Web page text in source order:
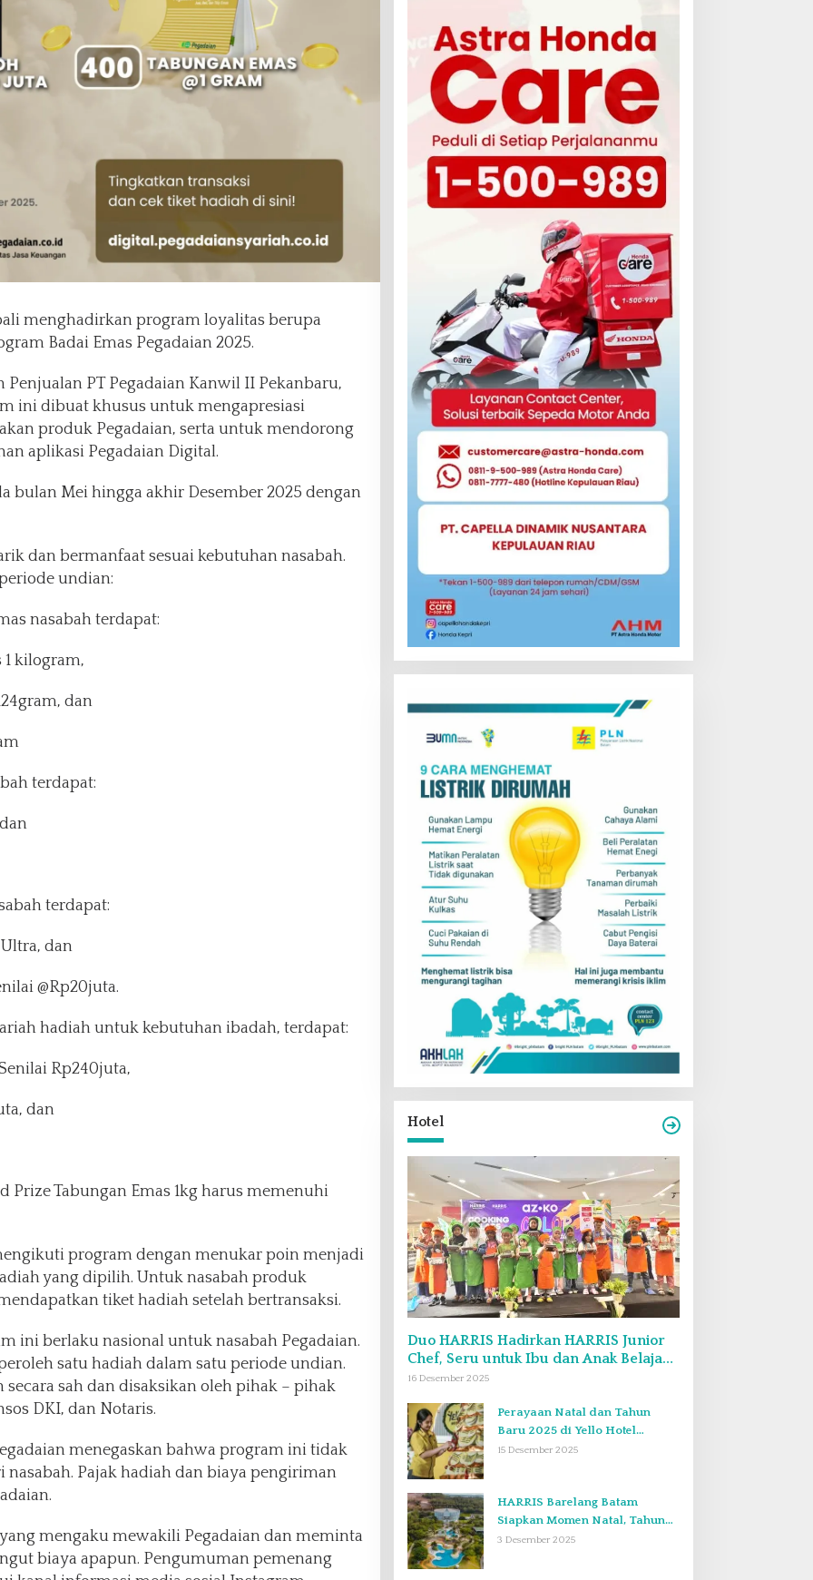
menghadirkan program loyalitas berupa
Badai Emas Pegadaian 2025.
Penjualan PT Pegadaian Kanwil II Pekanbaru,
ini dibuat khusus untuk mengapresiasi
produk Pegadaian, serta untuk mendorong
aplikasi Pegadaian Digital.
bulan Mei hingga akhir Desember 2025 dengan
dan bermanfaat sesuai kebutuhan nasabah.
undian:
nasabah terdapat:
1 kilogram,
dan
terdapat:
terdapat:
dan
@Rp20juta.
hadiah untuk kebutuhan ibadah, terdapat:
Rp240juta,
dan
Tabungan Emas 1kg harus memenuhi
program dengan menukar poin menjadi
yang dipilih. Untuk nasabah produk
tiket hadiah setelah bertransaksi.
ini berlaku nasional untuk nasabah Pegadaian.
satu hadiah dalam satu periode undian.
sah dan disaksikan oleh pihak – pihak
DKI, dan Notaris.
menegaskan bahwa program ini tidak
Pajak hadiah dan biaya pengiriman
mengaku mewakili Pegadaian dan meminta
biaya apapun. Pengumuman pemenang
Hotel
Duo HARRIS Hadirkan HARRIS Junior
Chef, Seru untuk Ibu dan Anak Belajar
Bikin Bekal Bento & Kimbab
16 Desember 2025
Perayaan Natal dan Tahun
Baru 2025 di Yello Hotel
Harbour Bay Batam
15 Desember 2025
HARRIS Barelang Batam
Siapkan Momen Natal, Tahun
Baru, dan Staycation yang Tak
3 Desember 2025